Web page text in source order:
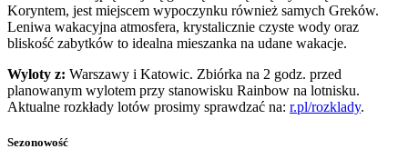
Koryntem, jest miejscem wypoczynku również samych Greków.
Leniwa wakacyjna atmosfera, krystalicznie czyste wody oraz
bliskość zabytków to idealna mieszanka na udane wakacje.
Wyloty z: Warszawy i Katowic. Zbiórka na 2 godz. przed
planowanym wylotem przy stanowisku Rainbow na lotnisku.
Aktualne rozkłady lotów prosimy sprawdzać na: r.pl/rozklady.
Sezonowość